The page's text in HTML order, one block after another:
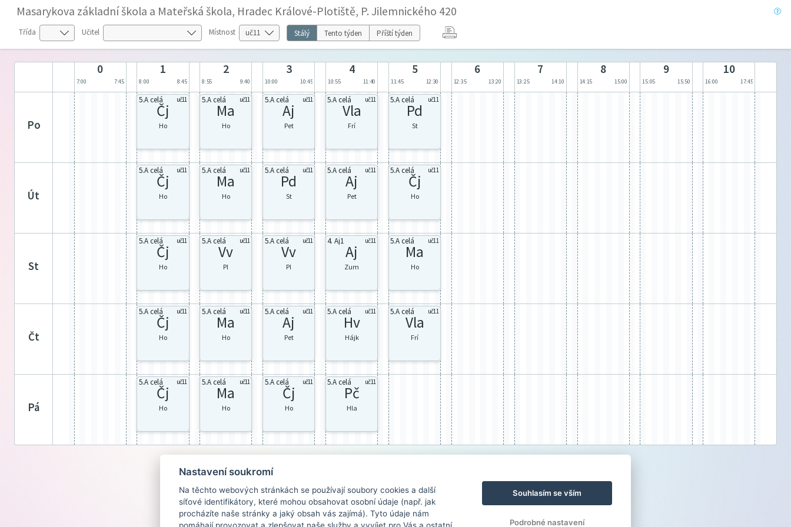
Masarykova základní škola a Mateřská škola, Hradec Králové-Plotiště, P. Jilemnického 420
Třída Učitel Místnost Stálý Tento týden Příští týden
0
7:00 7:45
1
8:00 8:45
2
8:55 9:40
3
10:00 10:45
4
10:55 11:40
5
11:45 12:30
6
12:35 13:20
7
13:25 14:10
8
14:15 15:00
9
15:05 15:50
10
16:00 17:45
po
5.A celá uč11
Čj
Ho
5.A celá uč11
Ma
Ho
5.A celá uč11
Aj
Pet
5.A celá uč11
Vla
Frí
5.A celá uč11
Pd
St
út
5.A celá uč11
Čj
Ho
5.A celá uč11
Ma
Ho
5.A celá uč11
Pd
St
5.A celá uč11
Aj
Pet
5.A celá uč11
Čj
Ho
st
5.A celá uč11
Čj
Ho
5.A celá uč11
Vv
Pl
5.A celá uč11
Vv
Pl
4. Aj1 uč11
Aj
Zum
5.A celá uč11
Ma
Ho
čt
5.A celá uč11
Čj
Ho
5.A celá uč11
Ma
Ho
5.A celá uč11
Aj
Pet
5.A celá uč11
Hv
Hájk
5.A celá uč11
Vla
Frí
pá
5.A celá uč11
Čj
Ho
5.A celá uč11
Ma
Ho
5.A celá uč11
Čj
Ho
5.A celá uč11
Pč
Hla
Nastavení soukromí
Na těchto webových stránkách se používají soubory cookies a další
síťové identifikátory, které mohou obsahovat osobní údaje (např. jak
procházíte naše stránky a jaký obsah vás zajímá). Tyto údaje nám
Souhlasím se vším
Podrobné nastavení